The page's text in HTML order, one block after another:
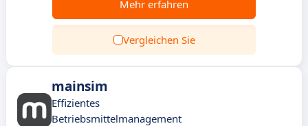
Mehr erfahren
Vergleichen Sie
mainsim
Effizientes
Betriebsmittelmanagement